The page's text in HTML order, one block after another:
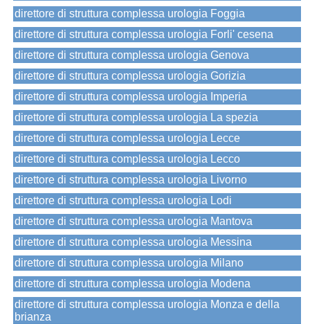
direttore di struttura complessa urologia Foggia
direttore di struttura complessa urologia Forli' cesena
direttore di struttura complessa urologia Genova
direttore di struttura complessa urologia Gorizia
direttore di struttura complessa urologia Imperia
direttore di struttura complessa urologia La spezia
direttore di struttura complessa urologia Lecce
direttore di struttura complessa urologia Lecco
direttore di struttura complessa urologia Livorno
direttore di struttura complessa urologia Lodi
direttore di struttura complessa urologia Mantova
direttore di struttura complessa urologia Messina
direttore di struttura complessa urologia Milano
direttore di struttura complessa urologia Modena
direttore di struttura complessa urologia Monza e della
brianza